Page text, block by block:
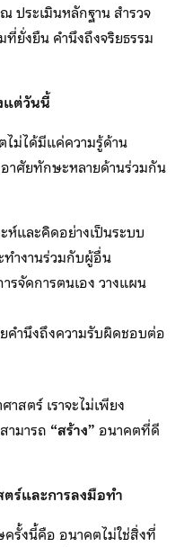
ประเมินหลักฐาน สำรวจ
ยั่งยืน คำนึงถึงจริยธรรม
แต่วันนี้
ม่ได้มีแค่ความรู้ด้าน
าศัยทักษะหลายด้านร่วมกัน
ห์และคิดอย่างเป็นระบบ
ำงานร่วมกับผู้อื่น
รจัดการตนเอง วางแผน
คำนึงถึงความรับผิดชอบต่อ
สตร์ เราจะไม่เพียง
ามารถ “สร้าง”อนาคตที่ดี
ร์และการลงมือทำ
รั้งนี้คือ อนาคตไม่ใช่สิ่งที่